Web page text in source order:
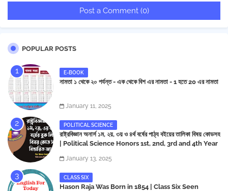
Post a Comment (0)
POPULAR POSTS
E-BOOK
নামতা ১ থেকে ২০ পর্যন্ত - এক থেকে বিশ এর নামতা - 1 হতে 20 এর নামতা
January 11, 2025
POLITICAL SCIENCE
রাষ্ট্রবিজ্ঞান অনার্স ১ম, ২য়, ৩য় ও ৪র্থ বর্ষের পাঠ্য বইয়ের তালিকা বিষয় কোডসহ
| Political Science Honors 1st, 2nd, 3rd and 4th Year
January 13, 2025
CLASS SIX
Hason Raja Was Born in 1854 | Class Six Seen